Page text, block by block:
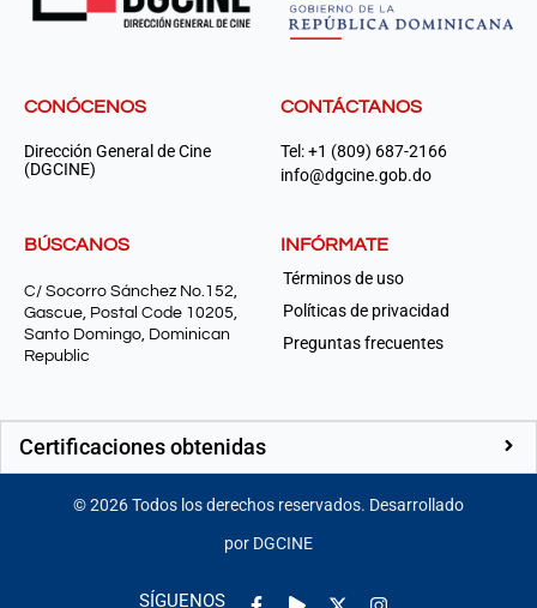
CONÓCENOS
Dirección General de Cine
(DGCINE)
CONTÁCTANOS
Tel: +1 (809) 687-2166
info@dgcine.gob.do
BÚSCANOS
C/ Socorro Sánchez No.152,
Gascue, Postal Code 10205,
Santo Domingo, Dominican
Republic
INFÓRMATE
Términos de uso
Políticas de privacidad
Preguntas frecuentes
Certificaciones obtenidas
©2026Todos los derechos reservados. Desarrollado
por DGCINE
SÍGUENOS
Facebook-
Play Instagram